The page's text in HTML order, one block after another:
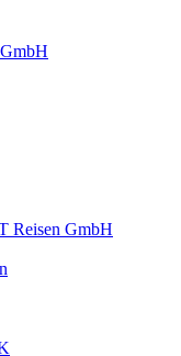
Reisen GmbH